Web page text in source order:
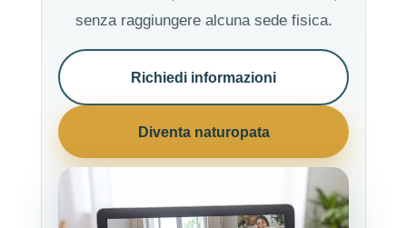
senza raggiungere alcuna sede fisica.
Richiedi informazioni
Diventa naturopata